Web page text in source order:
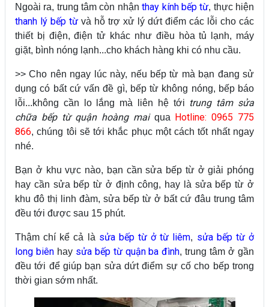
Ngoài ra, trung tâm còn nhậnthay kính bếp từ, thực hiện
thanh lý bếp từ và hỗ trợ xử lý dứt điểm các lỗi cho các
thiết bị điện, điện tử khác như điều hòa tủ lạnh, máy
giặt, bình nóng lạnh...cho khách hàng khi có nhu cầu.
>> Cho nên ngay lúc này, nếu bếp từ mà bạn đang sử
dụng có bất cứ vấn đề gì, bếp từ không nóng, bếp báo
lỗi...không cần lo lắng mà liên hệ tới trung tâm sửa
chữa bếp từ quận hoàng maiqua Hotline: 0965 775
866, chúng tôi sẽ tới khắc phục một cách tốt nhất ngay
nhé.
Bạn ở khu vực nào, bạn cần sửa bếp từ ở giải phóng
hay cần sửa bếp từ ở định công, hay là sửa bếp từ ở
khu đô thị linh đàm, sửa bếp từ ở bất cứ đâu trung tâm
đều tới được sau 15 phút.
Thậm chí kể cả là sửa bếp từ ở từ liêm, sửa bếp từ ở
long biênhay sửa bếp từ quận ba đình, trung tâm ở gần
đều tới để giúp bạn sửa dứt điểm sự cố cho bếp trong
thời gian sớm nhất.